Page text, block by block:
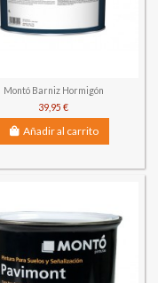
Montó Barniz Hormigón
39,95 €
Añadir al carrito